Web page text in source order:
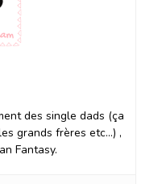
des single dads (ça
grands frères etc…) ,
Fantasy.